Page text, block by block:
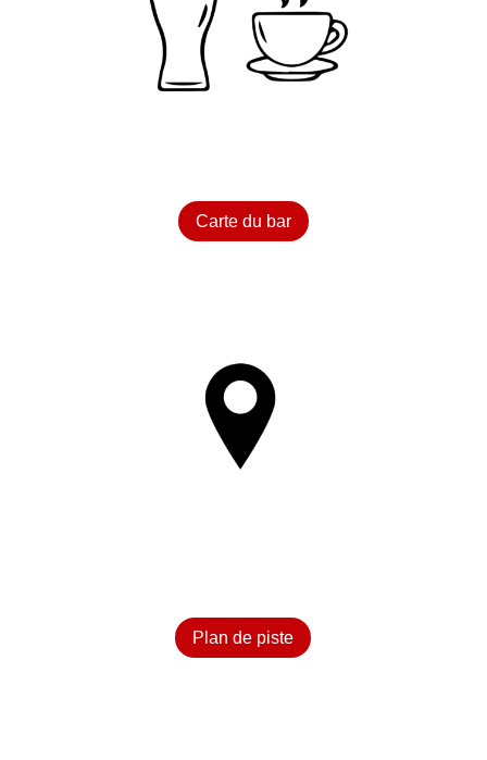
Carte du bar
Plan de piste